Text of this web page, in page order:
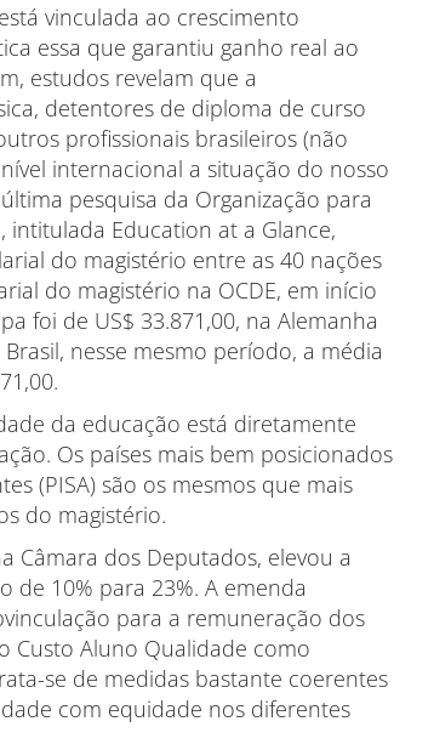
vinculada ao crescimento
essa que garantiu ganho real ao
estudos revelam que a
detentores de diploma de curso
profissionais brasileiros (não
internacional a situação do nosso
pesquisa da Organização para
intitulada Education at a Glance,
do magistério entre as 40 nações
do magistério na OCDE, em início
foi de US$ 33.871,00, na Alemanha
nesse mesmo período, a média
da educação está diretamente
Os países mais bem posicionados
(PISA) são os mesmos que mais
do magistério.
Câmara dos Deputados, elevou a
10% para 23%. A emenda
para a remuneração dos
Custo Aluno Qualidade como
se de medidas bastante coerentes
com equidade nos diferentes